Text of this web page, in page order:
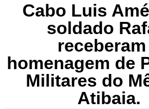
Cabo Luis
soldado
homenagem de
Militares do
Atibaia.